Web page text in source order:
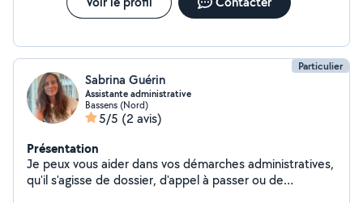
Particulier
Sabrina Guérin
Assistante administrative
Bassens (Nord)
5/5 (2 avis)
Présentation
Je peux vous aider dans vos démarches administratives,
qu'il s'agisse de dossier, d'appel à passer ou de